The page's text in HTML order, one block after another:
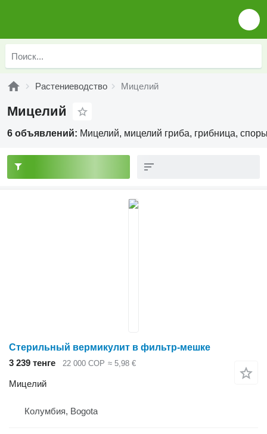
Растениеводство Мицелий
Мицелий
6 объявлений: Мицелий, мицелий гриба, грибница,
Стерильный вермикулит в фильтр-мешке
3 239 тенге
22 000 COP ≈ 5,98 €
Мицелий
Колумбия, Bogota